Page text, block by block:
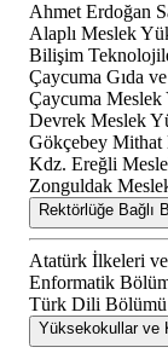
Ahmet Erdoğan
Alaplı Meslek
Bilişim
Çaycuma Gıda
Çaycuma
Devrek Meslek
Gökçebey Mithat
Kdz. Ereğli
Zonguldak
Rektörlüğe Bağlı
Atatürk İlkeleri
Enformatik
Türk Dili Bölümü
Yüksekokullar ve